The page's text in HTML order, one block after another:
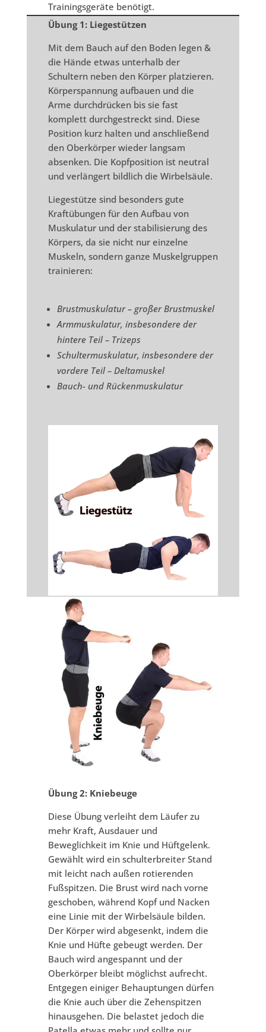
Trainingsgeräte benötigt.
Übung 1: Liegestützen
Mit dem Bauch auf den Boden legen &
die Hände etwas unterhalb der
Schultern neben den Körper platzieren.
Körperspannung aufbauen und die
Arme durchdrücken bis sie fast
komplett durchgestreckt sind. Diese
Position kurz halten und anschließend
den Oberkörper wieder langsam
absenken. Die Kopfposition ist neutral
und verlängert bildlich die Wirbelsäule.
Liegestütze sind besonders gute
Kraftübungen für den Aufbau von
Muskulatur und der stabilisierung des
Körpers, da sie nicht nur einzelne
Muskeln, sondern ganze Muskelgruppen
trainieren:
Brustmuskulatur – großer Brustmuskel
Armmuskulatur, insbesondere der
hintere Teil – Trizeps
Schultermuskulatur, insbesondere der
vordere Teil – Deltamuskel
Bauch- und Rückenmuskulatur
Übung 2: Kniebeuge
Diese Übung verleiht dem Läufer zu
mehr Kraft, Ausdauer und
Beweglichkeit im Knie und Hüftgelenk.
Gewählt wird ein schulterbreiter Stand
mit leicht nach außen rotierenden
Fußspitzen. Die Brust wird nach vorne
geschoben, während Kopf und Nacken
eine Linie mit der Wirbelsäule bilden.
Der Körper wird abgesenkt, indem die
Knie und Hüfte gebeugt werden. Der
Bauch wird angespannt und der
Oberkörper bleibt möglichst aufrecht.
Entgegen einiger Behauptungen dürfen
die Knie auch über die Zehenspitzen
hinausgehen. Die belastet jedoch die